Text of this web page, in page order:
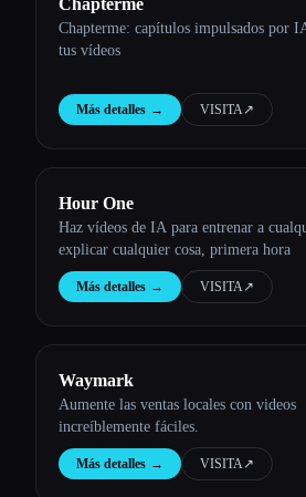
Chapterme
Chapterme: capítulos impulsados por
tus vídeos
Más detalles → VISITA↗︎
Hour One
Haz vídeos de IA para entrenar a
explicar cualquier cosa, primera hora
Más detalles → VISITA↗︎
Waymark
Aumente las ventas locales con videos
increíblemente fáciles.
Más detalles → VISITA↗︎